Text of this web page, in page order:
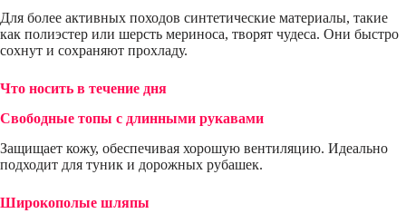
Для более активных походов синтетические материалы, такие
как полиэстер или шерсть мериноса, творят чудеса. Они быстро
сохнут и сохраняют прохладу.
Что носить в течение дня
Свободные топы с длинными рукавами
Защищает кожу, обеспечивая хорошую вентиляцию. Идеально
подходит для туник и дорожных рубашек.
Широкополые шляпы